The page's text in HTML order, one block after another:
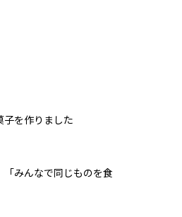
子を作りました
みんなで同じものを食